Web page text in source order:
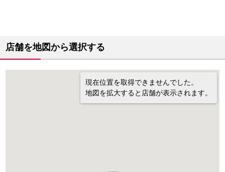
店舗を地図から選択する
現在位置を取得できませんでした。
地図を拡大すると店舗が表示されます。